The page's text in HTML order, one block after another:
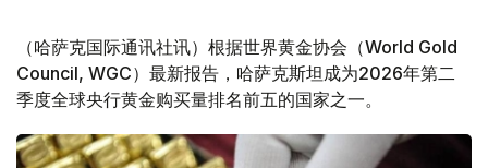
（哈萨克国际通讯社讯）根据世界黄金协会（World Gold
Council, WGC）最新报告，哈萨克斯坦成为2026年第二
季度全球央行黄金购买量排名前五的国家之一。